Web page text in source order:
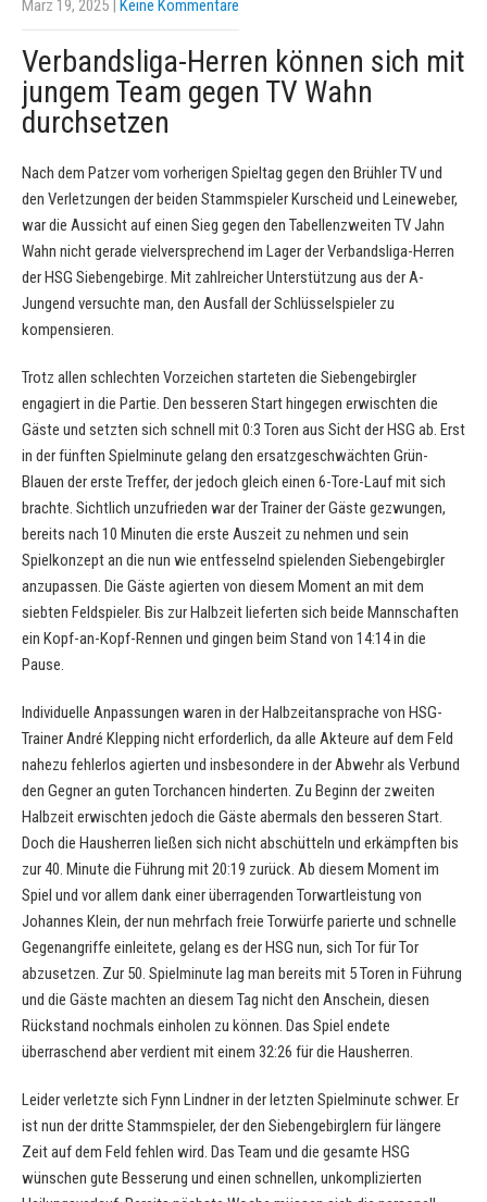
März 19, 2025 Keine Kommentare
Verbandsliga-Herren können sich mit
jungem Team gegen TV Wahn
durchsetzen
Nach dem Patzer vom vorherigen Spieltag gegen den Brühler TV und
den Verletzungen der beiden Stammspieler Kurscheid und Leineweber,
war die Aussicht auf einen Sieg gegen den Tabellenzweiten TV Jahn
Wahn nicht gerade vielversprechend im Lager der Verbandsliga-Herren
der HSG Siebengebirge. Mit zahlreicher Unterstützung aus der A-
Jungend versuchte man, den Ausfall der Schlüsselspieler zu
kompensieren.
Trotz allen schlechten Vorzeichen starteten die Siebengebirgler
engagiert in die Partie. Den besseren Start hingegen erwischten die
Gäste und setzten sich schnell mit 0:3 Toren aus Sicht der HSG ab. Erst
in der fünften Spielminute gelang den ersatzgeschwächten Grün-
Blauen der erste Treffer, der jedoch gleich einen 6-Tore-Lauf mit sich
brachte. Sichtlich unzufrieden war der Trainer der Gäste gezwungen,
bereits nach 10 Minuten die erste Auszeit zu nehmen und sein
Spielkonzept an die nun wie entfesselnd spielenden Siebengebirgler
anzupassen. Die Gäste agierten von diesem Moment an mit dem
siebten Feldspieler. Bis zur Halbzeit lieferten sich beide Mannschaften
ein Kopf-an-Kopf-Rennen und gingen beim Stand von 14:14 in die
Pause.
Individuelle Anpassungen waren in der Halbzeitansprache von HSG-
Trainer André Klepping nicht erforderlich, da alle Akteure auf dem Feld
nahezu fehlerlos agierten und insbesondere in der Abwehr als Verbund
den Gegner an guten Torchancen hinderten. Zu Beginn der zweiten
Halbzeit erwischten jedoch die Gäste abermals den besseren Start.
Doch die Hausherren ließen sich nicht abschütteln und erkämpften bis
zur 40. Minute die Führung mit 20:19 zurück. Ab diesem Moment im
Spiel und vor allem dank einer überragenden Torwartleistung von
Johannes Klein, der nun mehrfach freie Torwürfe parierte und schnelle
Gegenangriffe einleitete, gelang es der HSG nun, sich Tor für Tor
abzusetzen. Zur 50. Spielminute lag man bereits mit 5 Toren in Führung
und die Gäste machten an diesem Tag nicht den Anschein, diesen
Rückstand nochmals einholen zu können. Das Spiel endete
überraschend aber verdient mit einem 32:26 für die Hausherren.
Leider verletzte sich Fynn Lindner in der letzten Spielminute schwer. Er
ist nun der dritte Stammspieler, der den Siebengebirglern für längere
Zeit auf dem Feld fehlen wird. Das Team und die gesamte HSG
wünschen gute Besserung und einen schnellen, unkomplizierten